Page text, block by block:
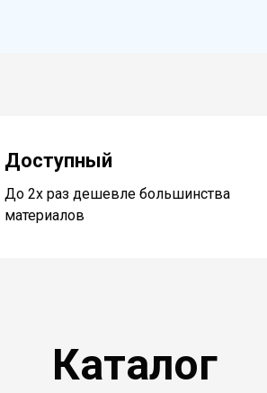
Доступный
До 2х раз дешевле большинства
материалов
Каталог